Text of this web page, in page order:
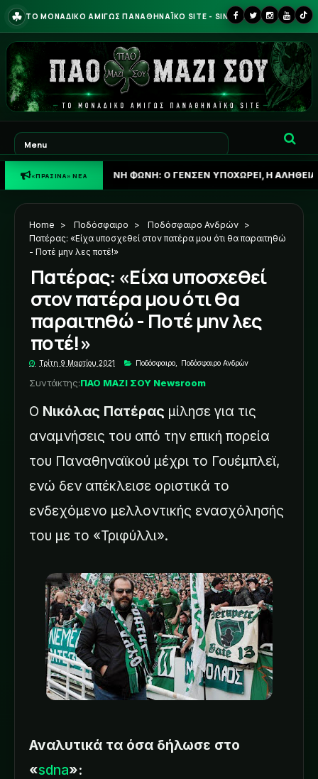
☘ ΤΟ ΜΟΝΑΔΙΚΟ ΑΜΙΓΩΣ ΠΑΝΑΘΗΝΑΪΚΟ SITE - SINCE 2013
«ΠΡΑΣΙΝΑ» ΝΕΑ
ΠΡΑΣΙΝΗ ΦΩΝΗ: Ο ΓΕΝΣΕΝ ΥΠΟΧΩΡΕΙ, Η ΑΛΗΘΕΙΑ ΓΙΑ
Home > Ποδόσφαιρο > Ποδόσφαιρο Ανδρών >
Πατέρας: «Είχα υποσχεθεί στον πατέρα μου ότι θα παραιτηθώ
- Ποτέ μην λες ποτέ!»
Πατέρας: «Είχα υποσχεθεί
στον πατέρα μου ότι θα
παραιτηθώ - Ποτέ μην λες
ποτέ!»
Τρίτη 9 Μαρτίου 2021 Ποδόσφαιρο Ποδόσφαιρο Ανδρών
Συντάκτης:ΠΑΟ ΜΑΖΙ ΣΟΥ Newsroom
Ο Νικόλας Πατέρας μίλησε για τις
αναμνήσεις του από την επική πορεία
του Παναθηναϊκού μέχρι το Γουέμπλεϊ,
ενώ δεν απέκλεισε οριστικά το
ενδεχόμενο μελλοντικής ενασχόλησής
του με το «Τριφύλλι».
Αναλυτικά τα όσα δήλωσε στο
«sdna»: